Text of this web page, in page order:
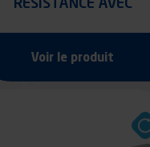
Voir le produit